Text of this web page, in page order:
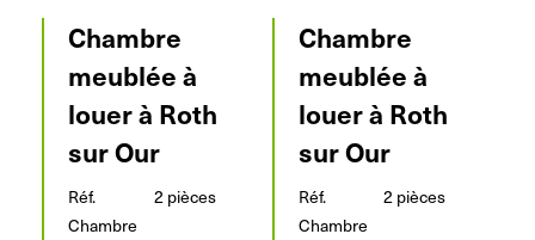
Chambre
meublée à
louer à Roth
sur Our
Réf.
Chambre
2 pièces
Chambre
meublée à
louer à Roth
sur Our
Réf.
Chambre
2 pièces